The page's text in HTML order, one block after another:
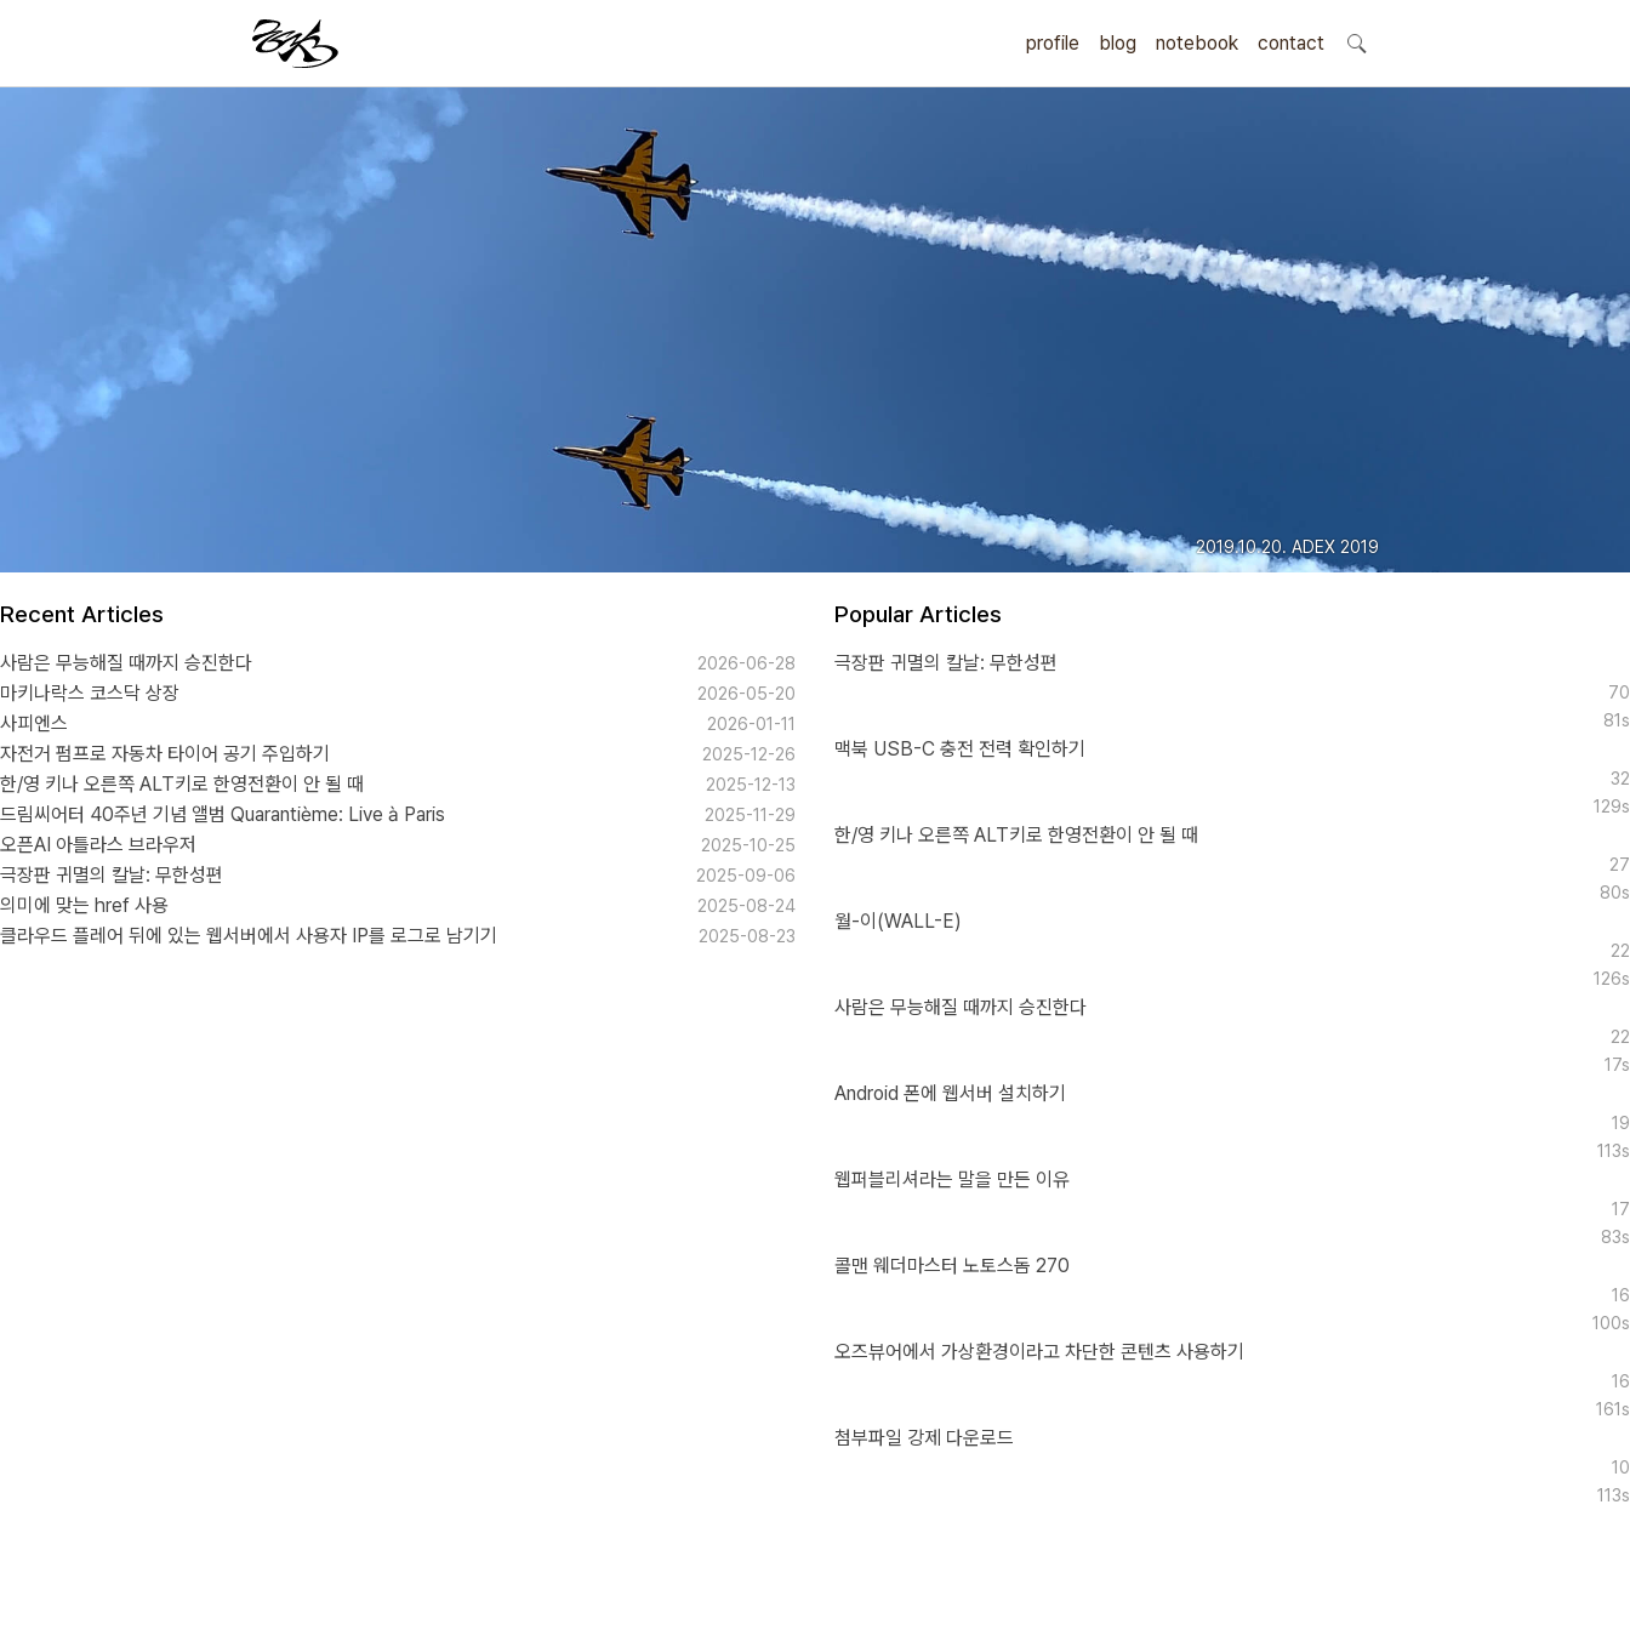
profile blog notebook contact
search
2019.10.20. ADEX 2019
Recent Articles
사람은 무능해질 때까지 승진한다 2026-06-28
마키나락스 코스닥 상장 2026-05-20
사피엔스 2026-01-11
자전거 펌프로 자동차 타이어 공기 주입하기 2025-12-26
한/영 키나 오른쪽 ALT키로 한영전환이 안 될 때 2025-12-13
드림씨어터 40주년 기념 앨범 Quarantième: Live à Paris 2025-11-29
오픈AI 아틀라스 브라우저 2025-10-25
극장판 귀멸의 칼날: 무한성편 2025-09-06
의미에 맞는 href 사용 2025-08-24
클라우드 플레어 뒤에 있는 웹서버에서 사용자 IP를 로그로 남기기 2025-08-23
Popular Articles
극장판 귀멸의 칼날: 무한성편
70
81s
맥북 USB-C 충전 전력 확인하기
32
129s
한/영 키나 오른쪽 ALT키로 한영전환이 안 될 때
27
80s
월-이(WALL-E)
22
126s
사람은 무능해질 때까지 승진한다
22
17s
Android 폰에 웹서버 설치하기
19
113s
웹퍼블리셔라는 말을 만든 이유
17
83s
콜맨 웨더마스터 노토스돔 270
16
100s
오즈뷰어에서 가상환경이라고 차단한 콘텐츠 사용하기
16
161s
첨부파일 강제 다운로드
10
113s